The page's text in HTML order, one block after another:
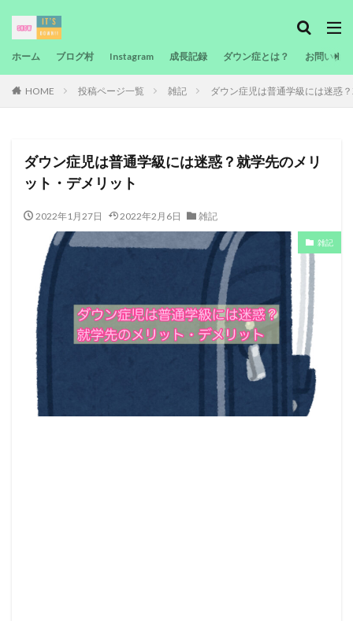
ホーム ブログ村 Instagram 成長記録 ダウン症とは？ お問い合
HOME 投稿ページ一覧 雑記 ダウン症児は普通学級には迷惑
ダウン症児は普通学級には迷惑？就学先のメリ
ット・デメリット
2022年1月27日 2022年2月6日 雑記
雑記
検索